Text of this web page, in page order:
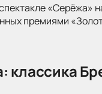
«Серёжа»
премиями